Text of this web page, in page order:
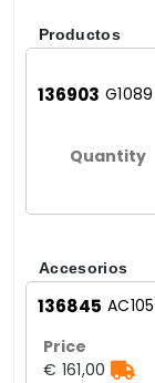
Productos
136903
Accesorios
136845
€ 161,00